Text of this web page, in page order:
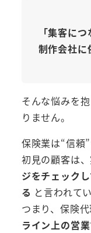
「集客に
制作会社に
そんな悩みを
りません。
保険業は“信頼
初見の顧客は
ジをチェック
る と言われてい
つまり、保険
ライン上の営